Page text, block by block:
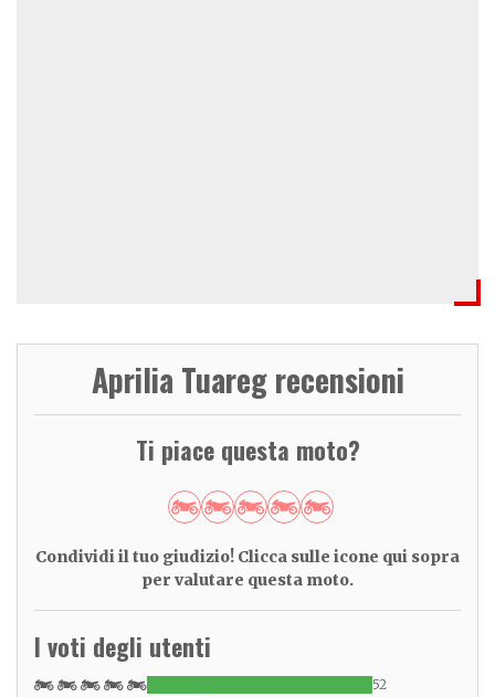
Aprilia Tuareg recensioni
Ti piace questa moto?
Condividi il tuo giudizio! Clicca sulle icone qui sopra
per valutare questa moto.
I voti degli utenti
52